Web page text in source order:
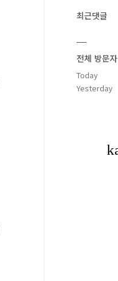
최근댓글
전체 방문자
Today
Yesterday